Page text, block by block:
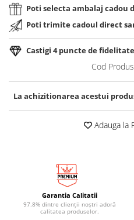
Poti selecta ambalaj cadou
Poti trimite cadoul direct
Castigi 4puncte de
Cod
La achizitionarea acestui
Adauga la
Garantia Calitatii
97.8% dintre clienții noștri adoră
calitatea produselor.